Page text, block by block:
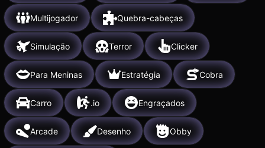
Multijogador Quebra-cabeças
Simulação Terror Clicker
Para Meninas Estratégia Cobra
Carro .io Engraçados
Arcade Desenho Obby